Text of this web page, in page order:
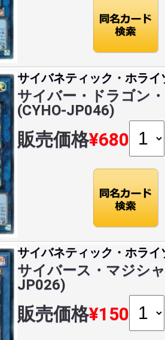
サイバネティック・ホライ
サイバー・ドラゴン
(CYHO-JP046)
販売価格¥680
サイバネティック・ホライ
サイバース・マジシ
JP026)
販売価格¥150